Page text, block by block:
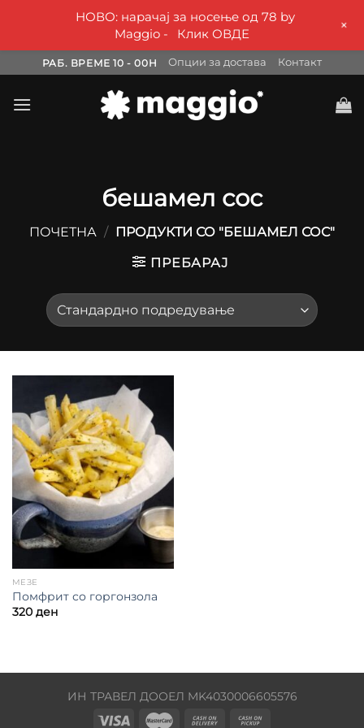
to
content
РАБ. ВРЕМЕ 10 - 00H Опции за достава Контакт
бешамел сос
ПОЧЕТНА / ПРОДУКТИ СО "БЕШАМЕЛ СОС"
ПРЕБАРАЈ
МЕЗЕ
Помфрит со горгонзола
320 ден
ИН ТРАВЕЛ ДООЕЛ MK4030006605576
НОВО: нарачај за носење од 78 by
Maggio -
Клик ОВДЕ +